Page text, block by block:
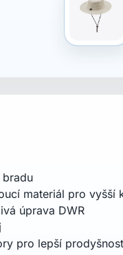
% polyester
maximální teplotě 40